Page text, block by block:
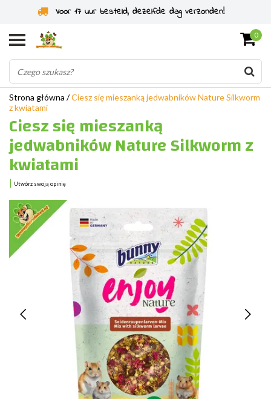
Specjaliści od gryzoni od 2011 roku
0
Strona główna /Ciesz się mieszanką jedwabników Nature Silkworm
z kwiatami
Ciesz się mieszanką
jedwabników Nature Silkworm z
kwiatami
| Utwórz swoją opinię